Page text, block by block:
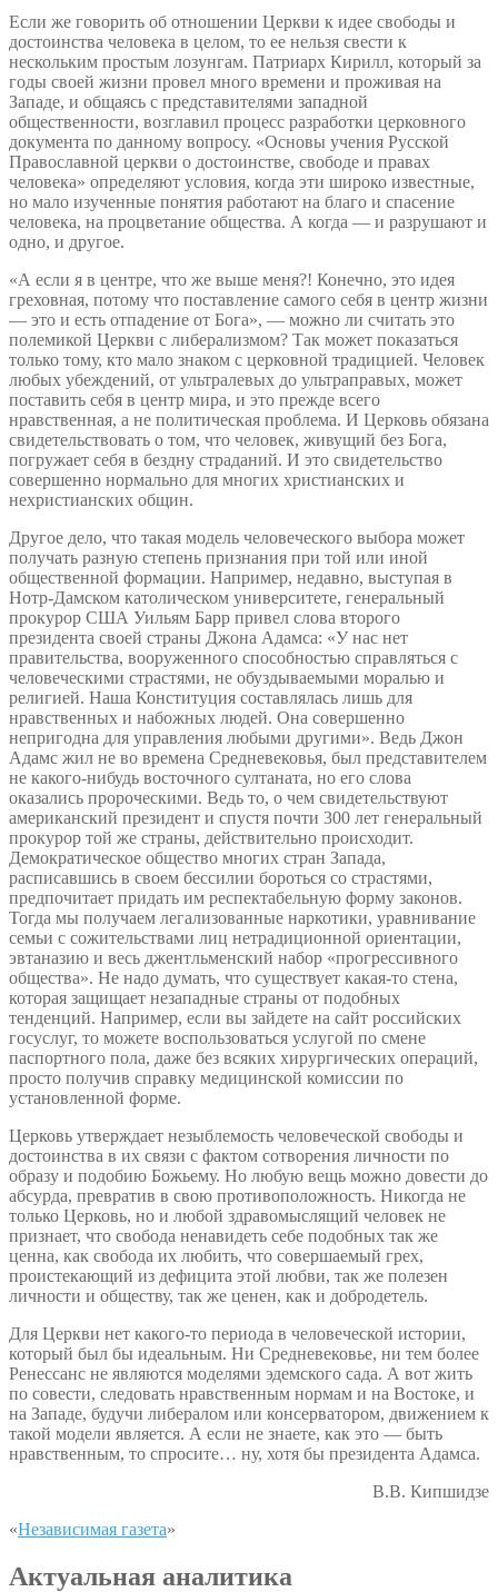
Если же говорить об отношении Церкви к идее свободы и
достоинства человека в целом, то ее нельзя свести к
нескольким простым лозунгам. Патриарх Кирилл, который за
годы своей жизни провел много времени и проживая на
Западе, и общаясь с представителями западной
общественности, возглавил процесс разработки церковного
документа по данному вопросу. «Основы учения Русской
Православной церкви о достоинстве, свободе и правах
человека» определяют условия, когда эти широко известные,
но мало изученные понятия работают на благо и спасение
человека, на процветание общества. А когда — и разрушают и
одно, и другое.
«А если я в центре, что же выше меня?! Конечно, это идея
греховная, потому что поставление самого себя в центр жизни
— это и есть отпадение от Бога», — можно ли считать это
полемикой Церкви с либерализмом? Так может показаться
только тому, кто мало знаком с церковной традицией. Человек
любых убеждений, от ультралевых до ультраправых, может
поставить себя в центр мира, и это прежде всего
нравственная, а не политическая проблема. И Церковь обязана
свидетельствовать о том, что человек, живущий без Бога,
погружает себя в бездну страданий. И это свидетельство
совершенно нормально для многих христианских и
нехристианских общин.
Другое дело, что такая модель человеческого выбора может
получать разную степень признания при той или иной
общественной формации. Например, недавно, выступая в
Нотр-Дамском католическом университете, генеральный
прокурор США Уильям Барр привел слова второго
президента своей страны Джона Адамса: «У нас нет
правительства, вооруженного способностью справляться с
человеческими страстями, не обуздываемыми моралью и
религией. Наша Конституция составлялась лишь для
нравственных и набожных людей. Она совершенно
непригодна для управления любыми другими». Ведь Джон
Адамс жил не во времена Средневековья, был представителем
не какого-нибудь восточного султаната, но его слова
оказались пророческими. Ведь то, о чем свидетельствуют
американский президент и спустя почти 300 лет генеральный
прокурор той же страны, действительно происходит.
Демократическое общество многих стран Запада,
расписавшись в своем бессилии бороться со страстями,
предпочитает придать им респектабельную форму законов.
Тогда мы получаем легализованные наркотики, уравнивание
семьи с сожительствами лиц нетрадиционной ориентации,
эвтаназию и весь джентльменский набор «прогрессивного
общества». Не надо думать, что существует какая-то стена,
которая защищает незападные страны от подобных
тенденций. Например, если вы зайдете на сайт российских
госуслуг, то можете воспользоваться услугой по смене
паспортного пола, даже без всяких хирургических операций,
просто получив справку медицинской комиссии по
установленной форме.
Церковь утверждает незыблемость человеческой свободы и
достоинства в их связи с фактом сотворения личности по
образу и подобию Божьему. Но любую вещь можно довести до
абсурда, превратив в свою противоположность. Никогда не
только Церковь, но и любой здравомыслящий человек не
признает, что свобода ненавидеть себе подобных так же
ценна, как свобода их любить, что совершаемый грех,
проистекающий из дефицита этой любви, так же полезен
личности и обществу, так же ценен, как и добродетель.
Для Церкви нет какого-то периода в человеческой истории,
который был бы идеальным. Ни Средневековье, ни тем более
Ренессанс не являются моделями эдемского сада. А вот жить
по совести, следовать нравственным нормам и на Востоке, и
на Западе, будучи либералом или консерватором, движением к
такой модели является. А если не знаете, как это — быть
нравственным, то спросите… ну, хотя бы президента Адамса.
В.В. Кипшидзе
«Независимая газета»
Актуальная аналитика